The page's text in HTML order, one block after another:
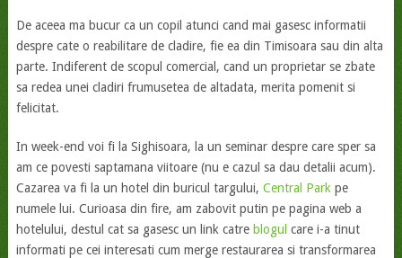
De aceea ma bucur ca un copil atunci cand mai gasesc informatii
despre cate o reabilitare de cladire, fie ea din Timisoara sau din alta
parte. Indiferent de scopul comercial, cand un proprietar se zbate
sa redea unei cladiri frumusetea de altadata, merita pomenit si
felicitat.
In week-end voi fi la Sighisoara, la un seminar despre care sper sa
am ce povesti saptamana viitoare (nu e cazul sa dau detalii acum).
Cazarea va fi la un hotel din buricul targului, Central Park pe
numele lui. Curioasa din fire, am zabovit putin pe pagina web a
hotelului, destul cat sa gasesc un link catreblogul care i-a tinut
informati pe cei interesati cum merge restaurarea si transformarea